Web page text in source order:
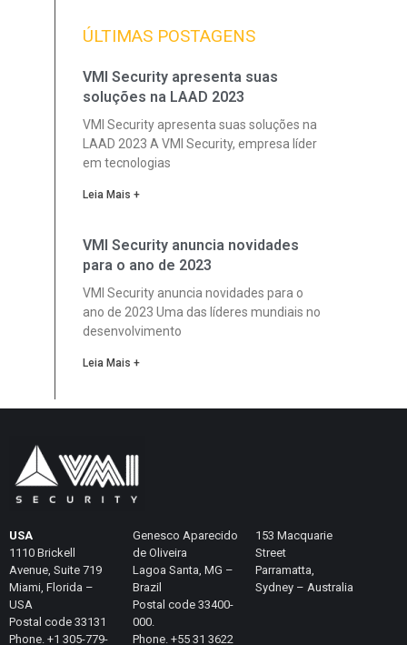
ÚLTIMAS POSTAGENS
VMI Security apresenta suas
soluções na LAAD 2023
VMI Security apresenta suas soluções na
LAAD 2023 A VMI Security, empresa líder
em tecnologias
Leia Mais +
VMI Security anuncia novidades
para o ano de 2023
VMI Security anuncia novidades para o
ano de 2023 Uma das líderes mundiais no
desenvolvimento
Leia Mais +
USA
1110 Brickell
Avenue, Suite 719
Miami, Florida –
USA
Postal code 33131
Phone. +1 305-779-
Genesco Aparecido
de Oliveira
Lagoa Santa, MG –
Brazil
Postal code 33400-
000.
Phone. +55 31 3622
153 Macquarie
Street
Parramatta,
Sydney – Australia